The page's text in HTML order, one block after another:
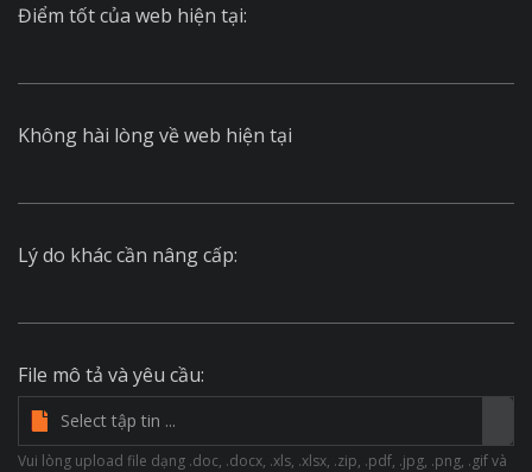
Điểm tốt của web hiện tại:
Không hài lòng về web hiện tại
Lý do khác cần nâng cấp:
File mô tả và yêu cầu:
Vui lòng upload file dạng .doc, .docx, .xls, .xlsx, .zip, .pdf, .jpg, .png, .gif và